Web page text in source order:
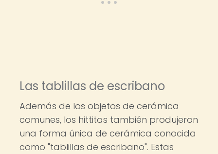
Las tablillas de escribano
Además de los objetos de cerámica
comunes, los hittitas también produjeron
una forma única de cerámica conocida
como "tablillas de escribano". Estas